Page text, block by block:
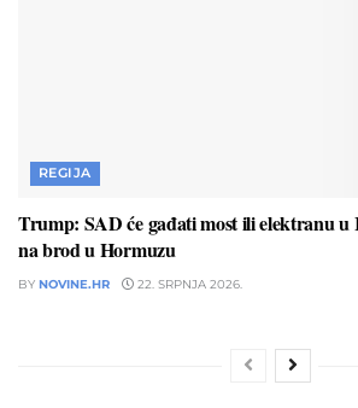
REGIJA
Trump: SAD će gađati most ili elektranu u
na brod u Hormuzu
BY NOVINE.HR 22. SRPNJA 2026.